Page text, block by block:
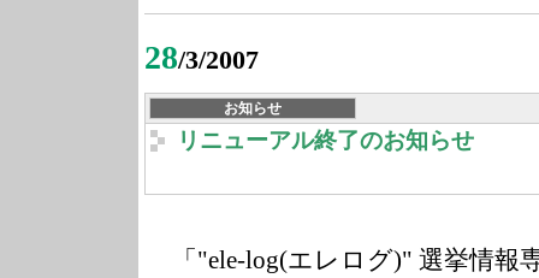
28/3/2007
お知らせ
リニューアル終了のお知らせ
「"ele-log(エレログ)" 選挙情報